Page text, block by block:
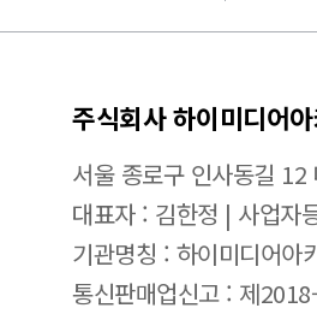
주식회사 하이미디어
서울 종로구 인사동길 12
대표자 : 김한정 | 사업자
기관명칭 : 하이미디어아
통신판매업신고 : 제